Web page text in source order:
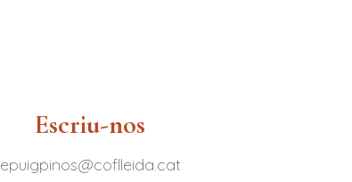
Escriu-nos
epuigpinos@coflleida.cat